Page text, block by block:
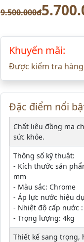
9.500.000đ
Khuyến mãi:
Được kiểm tra
Đặc điểm nổi
Chất liệu đồng mạ
sức khỏe.
Thông số kỹ thuật:
- Kích thước sản
mm
- Màu sắc: Chrome
- Áp lực nước hiệu
- Nhiệt độ cấp nước :
- Trọng lượng: 4kg
Thiết kế sang trọng,